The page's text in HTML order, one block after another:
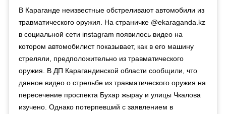
В Караганде неизвестные обстреливают автомобили из
травматического оружия. На страничке @ekaraganda.kz
в социальной сети instagram появилось видео на
котором автомобилист показывает, как в его машину
стреляли, предположительно из травматического
оружия. В ДП Карагандинской области сообщили, что
данное видео о стрельбе из травматического оружия на
пересечение проспекта Бухар жырау и улицы Чкалова
изучено. Однако потерпевший с заявлением в